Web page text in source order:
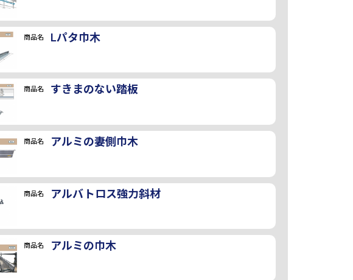
商品名 Lパタ巾木
商品名 すきまのない踏板
商品名 アルミの妻側巾木
商品名 アルバトロス強力斜材
商品名 アルミの巾木